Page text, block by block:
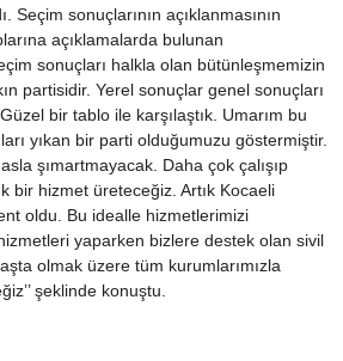
Seçim sonuçlarının açıklanmasının
açıklamalarda bulunan
sonuçları halkla olan bütünleşmemizin
partisidir. Yerel sonuçlar genel sonuçları
bir tablo ile karşılaştık. Umarım bu
yıkan bir parti olduğumuzu göstermiştir.
şımartmayacak. Daha çok çalışıp
bir hizmet üreteceğiz. Artık Kocaeli
oldu. Bu idealle hizmetlerimizi
yaparken bizlere destek olan sivil
olmak üzere tüm kurumlarımızla
şeklinde konuştu.